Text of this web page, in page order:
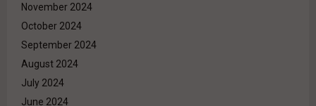
November 2024
October 2024
September 2024
August 2024
July 2024
June 2024